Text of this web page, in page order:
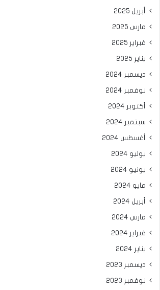
أبريل 2025
مارس 2025
فبراير 2025
يناير 2025
ديسمبر 2024
نوفمبر 2024
أكتوبر 2024
سبتمبر 2024
أغسطس 2024
يوليو 2024
يونيو 2024
مايو 2024
أبريل 2024
مارس 2024
فبراير 2024
يناير 2024
ديسمبر 2023
نوفمبر 2023